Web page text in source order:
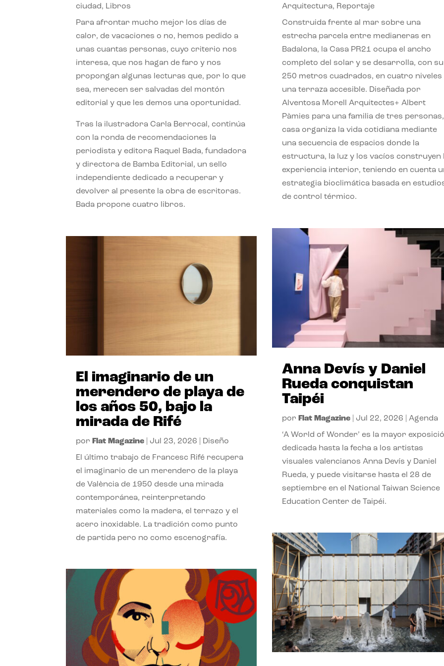
ciudad, Libros
Para afrontar mucho mejor los días de
calor, de vacaciones o no, hemos pedido a
unas cuantas personas, cuyo criterio nos
interesa, que nos hagan de faro y nos
propongan algunas lecturas que, por lo que
sea, merecen ser salvadas del montón
editorial y que les demos una oportunidad.
Tras la ilustradora Carla Berrocal, continúa
con la ronda de recomendaciones la
periodista y editora Raquel Bada, fundadora
y directora de Bamba Editorial, un sello
independiente dedicado a recuperar y
devolver al presente la obra de escritoras.
Bada propone cuatro libros.
El imaginario de un
merendero de playa de
los años 50, bajo la
mirada de Rifé
por Flat Magazine Jul 23, 2026 Diseño
El último trabajo de Francesc Rifé recupera
el imaginario de un merendero de la playa
de València de 1950 desde una mirada
contemporánea, reinterpretando
materiales como la madera, el terrazo y el
acero inoxidable. La tradición como punto
de partida pero no como escenografía.
Arquitectura, Reportaje
Construida frente al mar sobre una
estrecha parcela entre medianeras en
Badalona, la Casa PR21 ocupa el ancho
completo del solar y se desarrolla, con
250 metros cuadrados, en cuatro niveles
una terraza accesible. Diseñada por
Alventosa Morell Arquitectes+ Albert
Pàmies para una familia de tres
casa organiza la vida cotidiana mediante
una secuencia de espacios donde la
estructura, la luz y los vacíos construyen
experiencia interior, teniendo en cuenta
estrategia bioclimática basada en
de control térmico.
Anna Devís y Daniel
Rueda conquistan
Taipéi
por Flat Magazine| Jul 22, 2026 Agenda
‘A World of Wonder’ es la mayor
dedicada hasta la fecha a los artistas
visuales valencianos Anna Devís y Daniel
Rueda, y puede visitarse hasta el 28 de
septiembre en el National Taiwan Science
Education Center de Taipéi.